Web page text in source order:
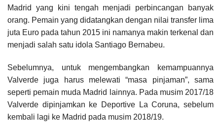
Madrid yang kini tengah menjadi perbincangan banyak
orang. Pemain yang didatangkan dengan nilai transfer lima
juta Euro pada tahun 2015 ini namanya makin terkenal dan
menjadi salah satu idola Santiago Bernabeu.
Sebelumnya, untuk mengembangkan kemampuannya
Valverde juga harus melewati “masa pinjaman”, sama
seperti pemain muda Madrid lainnya. Pada musim 2017/18
Valverde dipinjamkan ke Deportive La Coruna, sebelum
kembali lagi ke Madrid pada musim 2018/19.